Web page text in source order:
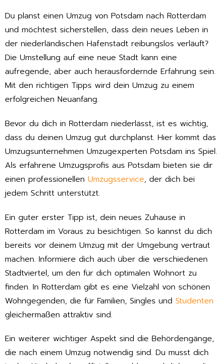
Du planst einen Umzug von Potsdam nach Rotterdam
und möchtest sicherstellen, dass dein neues Leben in
der niederländischen Hafenstadt reibungslos verläuft?
Die Umstellung auf eine neue Stadt kann eine
aufregende, aber auch herausfordernde Erfahrung sein.
Mit den richtigen Tipps wird dein Umzug zu einem
erfolgreichen Neuanfang.
Bevor du dich in Rotterdam niederlässt, ist es wichtig,
dass du deinen Umzug gut durchplanst. Hier kommt das
Umzugsunternehmen Umzugexperten Potsdam ins Spiel.
Als erfahrene Umzugsprofis aus Potsdam bieten sie dir
einen professionellen Umzugsservice, der dich bei
jedem Schritt unterstützt.
Ein guter erster Tipp ist, dein neues Zuhause in
Rotterdam im Voraus zu besichtigen. So kannst du dich
bereits vor deinem Umzug mit der Umgebung vertraut
machen. Informiere dich auch über die verschiedenen
Stadtviertel, um den für dich optimalen Wohnort zu
finden. In Rotterdam gibt es eine Vielzahl von schönen
Wohngegenden, die für Familien, Singles und Studenten
gleichermaßen attraktiv sind.
Ein weiterer wichtiger Aspekt sind die Behördengänge,
die nach einem Umzug notwendig sind. Du musst dich